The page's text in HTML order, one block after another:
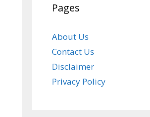
Pages
About Us
Contact Us
Disclaimer
Privacy Policy